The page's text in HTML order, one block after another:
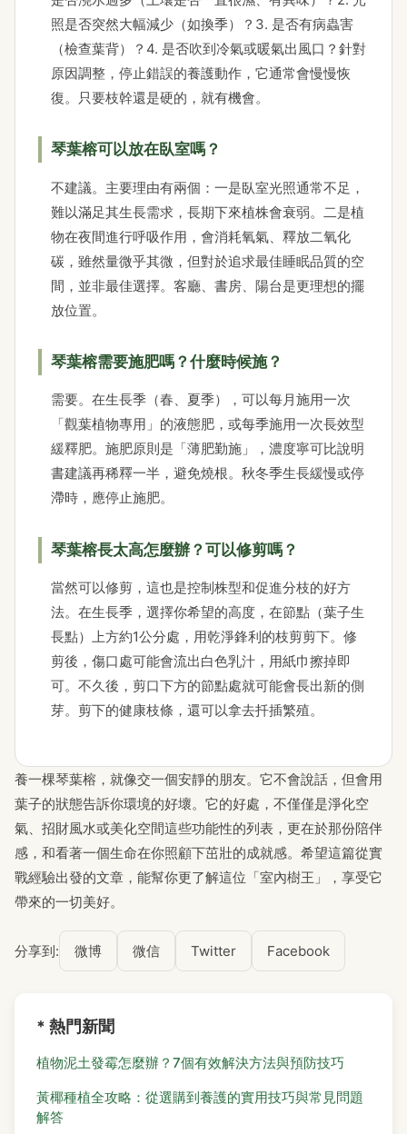
照是否突然大幅減少（如換季）？3. 是否有病蟲害
（檢查葉背）？4. 是否吹到冷氣或暖氣出風口？針對
原因調整，停止錯誤的養護動作，它通常會慢慢恢
復。只要枝幹還是硬的，就有機會。
琴葉榕可以放在臥室嗎？
不建議。主要理由有兩個：一是臥室光照通常不足，
難以滿足其生長需求，長期下來植株會衰弱。二是植
物在夜間進行呼吸作用，會消耗氧氣、釋放二氧化
碳，雖然量微乎其微，但對於追求最佳睡眠品質的空
間，並非最佳選擇。客廳、書房、陽台是更理想的擺
放位置。
琴葉榕需要施肥嗎？什麼時候施？
需要。在生長季（春、夏季），可以每月施用一次
「觀葉植物專用」的液態肥，或每季施用一次長效型
緩釋肥。施肥原則是「薄肥勤施」，濃度寧可比說明
書建議再稀釋一半，避免燒根。秋冬季生長緩慢或停
滯時，應停止施肥。
琴葉榕長太高怎麼辦？可以修剪嗎？
當然可以修剪，這也是控制株型和促進分枝的好方
法。在生長季，選擇你希望的高度，在節點（葉子生
長點）上方約1公分處，用乾淨鋒利的枝剪剪下。修
剪後，傷口處可能會流出白色乳汁，用紙巾擦掉即
可。不久後，剪口下方的節點處就可能會長出新的側
芽。剪下的健康枝條，還可以拿去扦插繁殖。
養一棵琴葉榕，就像交一個安靜的朋友。它不會說話，但會用
葉子的狀態告訴你環境的好壞。它的好處，不僅僅是淨化空
氣、招財風水或美化空間這些功能性的列表，更在於那份陪伴
感，和看著一個生命在你照顧下茁壯的成就感。希望這篇從實
戰經驗出發的文章，能幫你更了解這位「室內樹王」，享受它
帶來的一切美好。
分享到: 微博 微信 Twitter Facebook
* 熱門新聞
植物泥土發霉怎麼辦？7個有效解決方法與預防技巧
黃椰種植全攻略：從選購到養護的實用技巧與常見問題
解答